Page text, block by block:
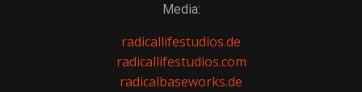
Media:
radicallifestudios.de
radicallifestudios.com
radicalbaseworks.de